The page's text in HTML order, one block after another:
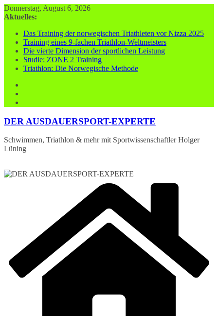
Zum
Inhalt
Donnerstag, August 6, 2026
Aktuelles:
Das Training der norwegischen Triathleten vor Nizza 2025
Training eines 9-fachen Triathlon-Weltmeisters
Die vierte Dimension der sportlichen Leistung
Studie: ZONE 2 Training
Triathlon: Die Norwegische Methode
DER AUSDAUERSPORT-EXPERTE
Schwimmen, Triathlon & mehr mit Sportwissenschaftler Holger
Lüning